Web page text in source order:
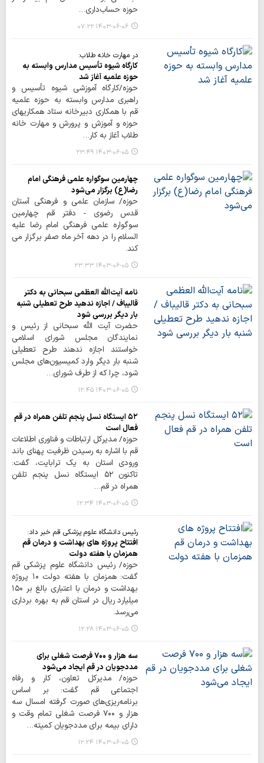
حوزه حساب‌داری…
۱۴۰۳-۰۶-۰۶ ۰۷:۲۲
در مهارت خانه طلاب:
کارگاه شیوه تأسیس مدارس وابسته به
حوزه علمیه آغاز شد
حوزه/کارگاه آموزشی شیوه تأسیس و
راهبری مدارس وابسته به حوزه علمیه
قم با همکاری دبیرخانه ستاد همکاریهای
حوزه و آموزش و پرورش و مهارت خانه
طلاب آغاز به کار…
۱۴۰۳-۰۶-۰۵ ۲۳:۴۹
چهارمین سوگواره علمی فرهنگی امام
رضا(ع) برگزار می‌شود
حوزه/ سازمان علمی و فرهنگی آستان
قدس رضوی - دفتر قم چهارمین
سوگواره علمی فرهنگی امام رضا علیه
السلام را در دهه آخر ماه صفر برگزار می
کند.
۱۴۰۳-۰۶-۰۵ ۲۳:۳۳
نامه آیت‌الله العظمی سبحانی به دکتر
قالیباف / اجازه ندهید طرح تعطیلی شنبه
بار دیگر بررسی شود
حضرت آیت الله سبحانی از رئیس و
نمایندگان مجلس شورای اسلامی
خواستند اجازه ندهند طرح تعطیلی
شنبه بار دیگر وارد کمیسیون‌های مجلس
شود، چرا که از طرف شورای…
۱۴۰۳-۰۶-۰۵ ۱۲:۴۵
۵۲ ایستگاه نسل پنجم تلفن همراه در قم
فعال است
حوزه/ مدیرکل ارتباطات و فناوری اطلاعات
قم با اشاره به رسیدن ظرفیت پهنای باند
ورودی استان به یک ترابایت، گفت:
تاکنون ۵۲ ایستگاه نسل پنجم تلفن
همراه در قم…
۱۴۰۳-۰۶-۰۵ ۱۲:۳۴
رئیس دانشگاه علوم پزشکی قم خبر داد:
افتتاح پروژه های بهداشت و درمان قم
همزمان با هفته دولت
حوزه/ رئیس دانشگاه علوم پزشکی قم
گفت: همزمان با هفته دولت ۱۰ پروژه
بهداشت و درمان با اعتباری بالغ بر ۱۵۰
میلیارد ریال در استان قم به بهره برداری
می‌رسد.
۱۴۰۳-۰۶-۰۵ ۱۲:۲۸
سه هزار و ۷۰۰ فرصت شغلی برای
مددجویان در قم ایجاد می‌شود
حوزه/ مدیرکل تعاون، کار و رفاه
اجتماعی قم گفت: بر اساس
برنامه‌ریزی‌های صورت گرفته امسال سه
هزار و ۷۰۰ فرصت شغلی تمام وقت و
دارای بیمه برای مددجویان کمیته…
۱۴۰۳-۰۶-۰۵ ۱۲:۲۴